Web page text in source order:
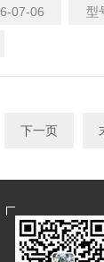
调整，从而可控
通过主机面板拨
07-06 型
下一页